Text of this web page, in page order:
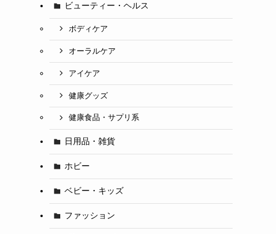
ビューティー・ヘルス
ボディケア
オーラルケア
アイケア
健康グッズ
健康食品・サプリ系
日用品・雑貨
ホビー
ベビー・キッズ
ファッション